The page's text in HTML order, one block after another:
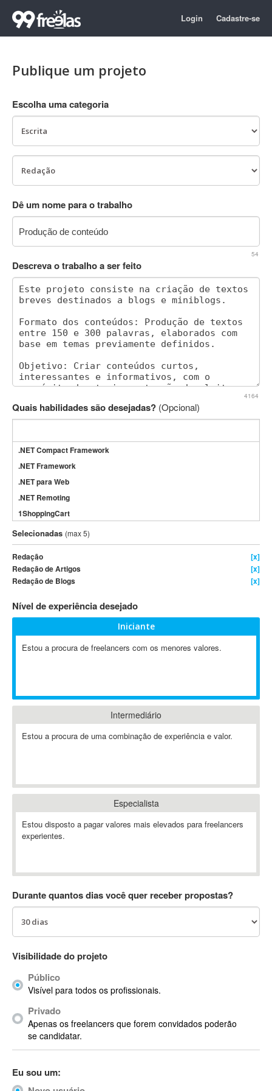
Login Cadastre-se
Publique um projeto
Escolha uma categoria
Dê um nome para o trabalho
54
Descreva o trabalho a ser feito
4164
Quais habilidades são desejadas? (Opcional)
.NET Compact Framework
.NET Framework
.NET para Web
.NET Remoting
1ShoppingCart
3DS Max
3GSM
4D Dimension
802.11
A-GPS
ABBYY FineReader
AbleCommerce
Ableton Push
Abstract Window Toolkit (AWT)
Absynth
ACARS
AccountMate
ACDSee
ACID Pro
ACPI
Acrobat
Acrobat X
Acronis
Actian
Actimize
ActionScript
Active Directory
Selecionadas (max 5)
Redação
[x]
Redação de Artigos
[x]
Redação de Blogs
[x]
Nível de experiência desejado
Iniciante
Estou a procura de freelancers com os menores valores.
Intermediário
Estou a procura de uma combinação de experiência e valor.
Especialista
Estou disposto a pagar valores mais elevados para freelancers
experientes.
Durante quantos dias você quer receber propostas?
Visibilidade do projeto
Público
Visível para todos os profissionais.
Privado
Apenas os freelancers que forem convidados poderão
se candidatar.
Eu sou um: